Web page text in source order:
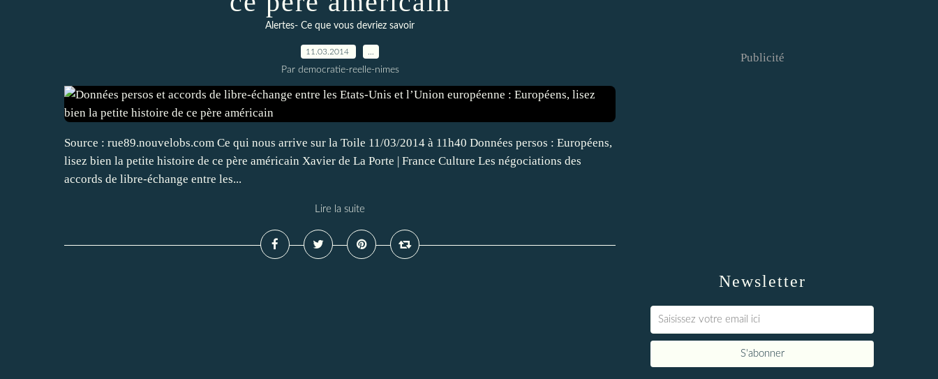
Alertes- Ce que vous devriez savoir
11.03.2014
Par democratie-reelle-nimes
Source : rue89.nouvelobs.com Ce qui nous arrive sur la Toile 11/03/2014 à 11h40 Données persos : Européens,
lisez bien la petite histoire de ce père américain Xavier de La Porte | France Culture Les négociations des
accords de libre-échange entre les...
Lire la suite
Newsletter
Publicité